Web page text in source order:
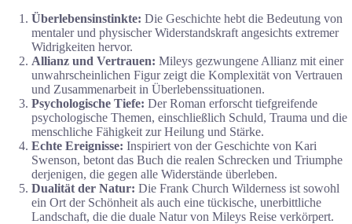
Überlebensinstinkte: Die Geschichte hebt die Bedeutung von
mentaler und physischer Widerstandskraft angesichts extremer
Widrigkeiten hervor.
Allianz und Vertrauen: Mileys gezwungene Allianz mit einer
unwahrscheinlichen Figur zeigt die Komplexität von Vertrauen
und Zusammenarbeit in Überlebenssituationen.
Psychologische Tiefe: Der Roman erforscht tiefgreifende
psychologische Themen, einschließlich Schuld, Trauma und die
menschliche Fähigkeit zur Heilung und Stärke.
Echte Ereignisse: Inspiriert von der Geschichte von Kari
Swenson, betont das Buch die realen Schrecken und Triumphe
derjenigen, die gegen alle Widerstände überleben.
Dualität der Natur: Die Frank Church Wilderness ist sowohl
ein Ort der Schönheit als auch eine tückische, unerbittliche
Landschaft, die die duale Natur von Mileys Reise verkörpert.